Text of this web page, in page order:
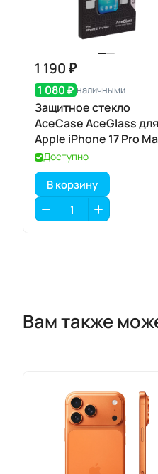
1 190 ₽
1 080 ₽ наличными
Защитное стекло
AceCase AceGlass для
Apple iPhone 17 Pro
Доступно
В корзину
Вам также